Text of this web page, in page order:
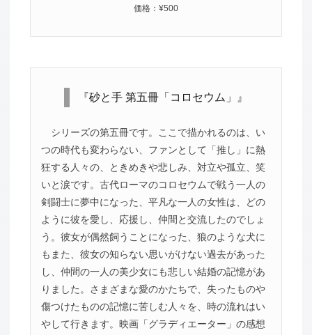
価格：¥500
『砂と手 第五冊「コロセウム」』
シリーズの第五冊です。ここで描かれるのは、い
つの時代も変わらない、ファンとして「推し」に熱
狂する人々の、ときめきや悲しみ、対立や孤立、笑
いと涙です。古代ローマのコロセウムで戦う一人の
剣闘士に夢中になった、平凡な一人の女性は、どの
ように彼を愛し、応援し、仲間と交流したのでしょ
う。彼女が偶然飼うことになった、狼のような犬に
もまた、彼女の知らない思いがけない過去があった
し、仲間の一人の美少女にも悲しい結婚の記憶があ
りました。さまざまな愛のかたちで、失ったものや
傷つけたものの記憶に苦しむ人々を、時の流れはい
やして行きます。映画「グラディエーター」の感想